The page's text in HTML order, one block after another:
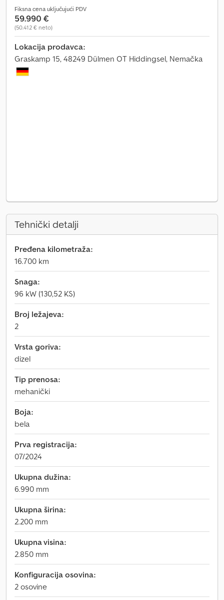
Fiksna cena uključujući PDV
59.990 €
(50.412 € neto)
Lokacija prodavca:
Graskamp 15, 48249 Dülmen OT Hiddingsel, Nemačka
Tehnički detalji
Pređena kilometraža:
16.700 km
Snaga:
96 kW (130,52 KS)
Broj ležajeva:
2
Vrsta goriva:
dizel
Tip prenosa:
mehanički
Boja:
bela
Prva registracija:
07/2024
Ukupna dužina:
6.990 mm
Ukupna širina:
2.200 mm
Ukupna visina:
2.850 mm
Konfiguracija osovina:
2 osovine